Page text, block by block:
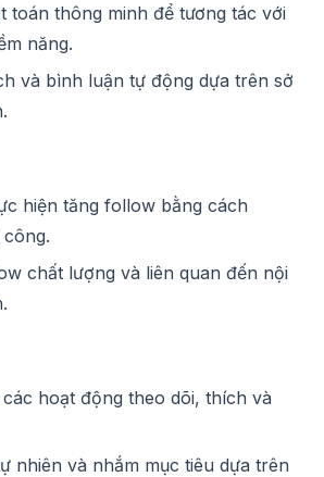
toán thông minh để tương tác với
năng.
và bình luận tự động dựa trên sở
hiện tăng follow bằng cách
chất lượng và liên quan đến nội
hoạt động theo dõi, thích và
nhiên và nhắm mục tiêu dựa trên